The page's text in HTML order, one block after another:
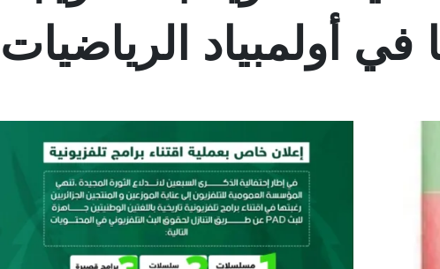
في أولمبياد الرياضيات